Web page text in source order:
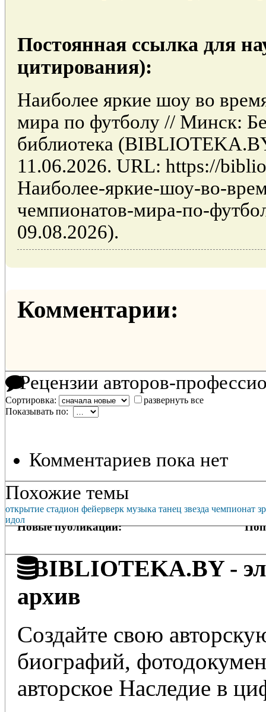
Постоянная ссылка для
цитирования):
Наиболее яркие шоу во
мира по футболу // Минск:
библиотека
11.06.2026. URL: https://
Наиболее-яркие-шоу-во-
чемпионатов-мира-по-
09.08.2026).
Комментарии:
Рецензии авторов-
Сортировка:
развернуть все
Показывать по:
Комментариев пока нет
Похожие темы
открытие стадион фейерверк музыка танец звезда чемпионат
идол
Новые публикации:
BIBLIOTEKA.BY -
архив
Создайте свою
биографий,
авторское Наследие в